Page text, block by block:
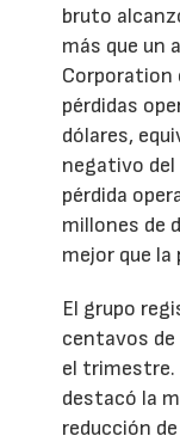
bruto
más que un
Corporation
pérdidas
dólares,
negativo del
pérdida
millones de
mejor que la
El grupo
centavos de
el trimestre.
destacó la
reducción